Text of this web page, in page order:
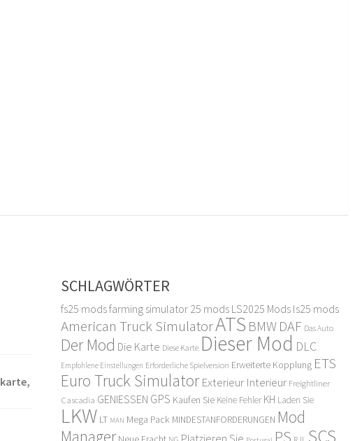
SCHLAGWÖRTER
fs25 modsfarming simulator 25 mods LS2025 Mods ls25 mods
American Truck SimulatorATS BMW DAF Das Auto
Der Mod Die Karte Diese Karte Dieser Mod DLC
Empfohlene Einstellungen Erforderliche Spielversion Erweiterte Kopplung ETS
Euro Truck Simulator Exterieur Interieur Freightliner
Cascadia GENIESSEN GPS Kaufen Sie Keine Fehler KH Laden Sie
LKW LT MAN Mega Pack MINDESTANFORDERUNGEN Mod
Manager
Platzieren Sie PS SCS